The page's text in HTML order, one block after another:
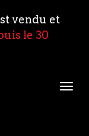
vendu et
le 30